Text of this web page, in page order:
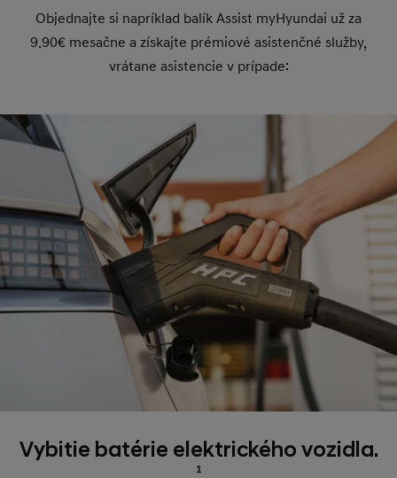
Objednajte si napríklad balík Assist myHyundai už za
9.90€ mesačne a získajte prémiové asistenčné služby,
vrátane asistencie v prípade:
Vybitie batérie elektrického vozidla.
1